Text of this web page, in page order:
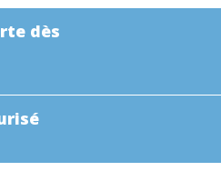
dès